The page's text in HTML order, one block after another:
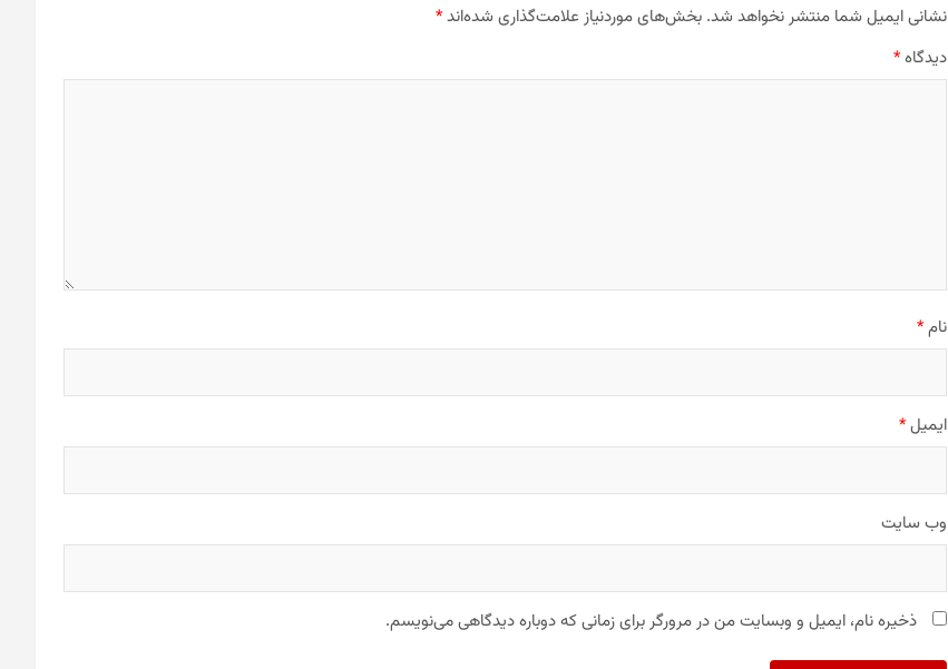
نشانی ایمیل شما منتشر نخواهد شد. بخش‌های موردنیاز علامت‌گذاری شده‌اند*
دیدگاه*
نام*
ایمیل*
وب‌ سایت
ذخیره نام، ایمیل و وبسایت من در مرورگر برای زمانی که دوباره دیدگاهی می‌نویسم.